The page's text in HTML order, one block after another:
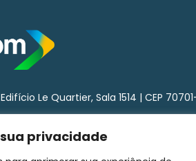
privacidade
Edifício Le Quartier, Sala 1514 | CEP
Lima, 1.485 - Pinheiros Torre norte -